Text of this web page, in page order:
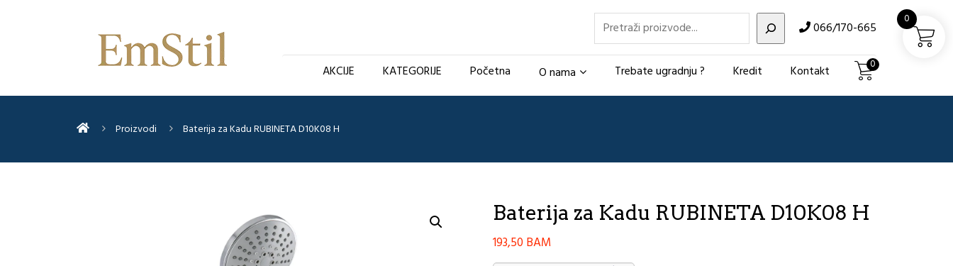
Pretraži 066/170-665
AKCIJE KATEGORIJE Početna O nama Trebate ugradnju ? Kredit Kontakt 0
Proizvodi Baterija za Kadu RUBINETA D10K08 H
Baterija za Kadu RUBINETA D10K08 H
193,50 BAM
0